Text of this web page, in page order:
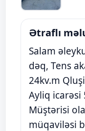
Ətraflı
Salam
dəq, Tens
24kv.m
Ayliq icarəsi
Müştərisi
müqaviləsi